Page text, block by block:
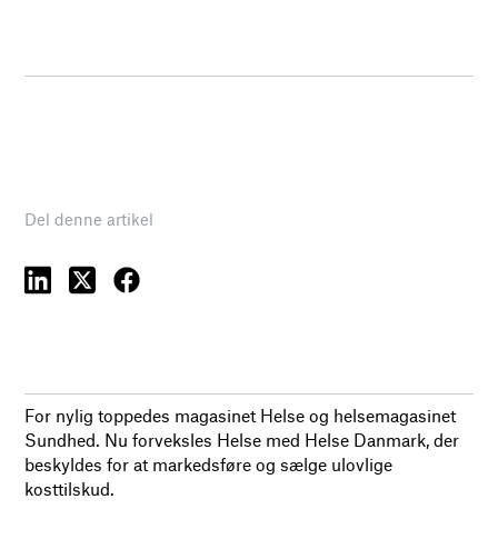
Del denne artikel
For nylig toppedes magasinet Helse og helsemagasinet
Sundhed. Nu forveksles Helse med Helse Danmark, der
beskyldes for at markedsføre og sælge ulovlige
kosttilskud.